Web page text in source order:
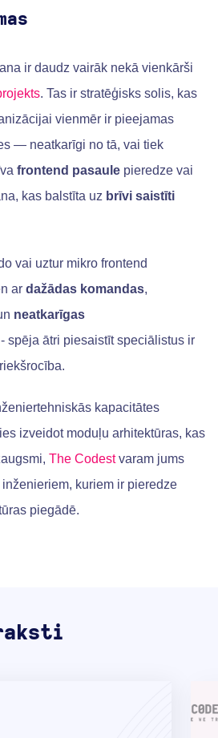
ir daudz vairāk nekā vienkārši
. Tas ir stratēģisks solis, kas
vienmēr ir pieejamas
— neatkarīgi no tā, vai tiek
frontend pasaule pieredze vai
kas balstīta uz brīvi saistīti
vai uztur mikro frontend
ar dažādas komandas,
neatkarīgas
- spēja ātri piesaistīt speciālistus ir
kapacitātes
izveidot moduļu arhitektūras, kas
The Codestvaram jums
kuriem ir pieredze
piegādē.